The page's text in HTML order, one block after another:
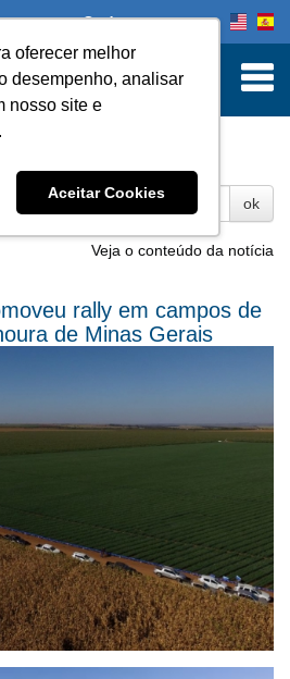
oferecer melhor
desempenho, analisar
nosso site e
Aceitar Cookies
Onde comprar
ok
rally em campos de
de Minas Gerais
Veja o conteúdo da notícia